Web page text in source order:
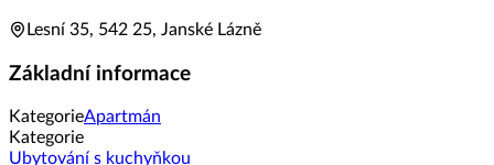
Lesní 35, 542 25, Janské Lázně
Základní informace
KategorieApartmán
Kategorie
Ubytování s kuchyňkou